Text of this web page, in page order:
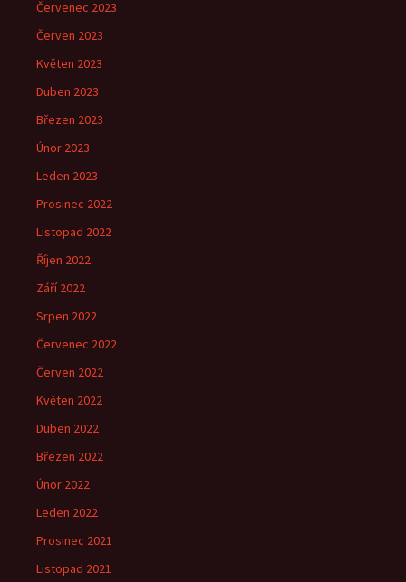
Červenec 2023
Červen 2023
Květen 2023
Duben 2023
Březen 2023
Únor 2023
Leden 2023
Prosinec 2022
Listopad 2022
Říjen 2022
Září 2022
Srpen 2022
Červenec 2022
Červen 2022
Květen 2022
Duben 2022
Březen 2022
Únor 2022
Leden 2022
Prosinec 2021
Listopad 2021